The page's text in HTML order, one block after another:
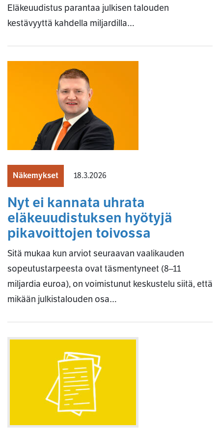
Eläkeuudistus parantaa julkisen talouden
kestävyyttä kahdella miljardilla…
Näkemykset 18.3.2026
Nyt ei kannata uhrata
eläkeuudistuksen hyötyjä
pikavoittojen toivossa
Sitä mukaa kun arviot seuraavan vaalikauden
sopeutustarpeesta ovat täsmentyneet (8–11
miljardia euroa), on voimistunut keskustelu siitä, että
mikään julkistalouden osa…